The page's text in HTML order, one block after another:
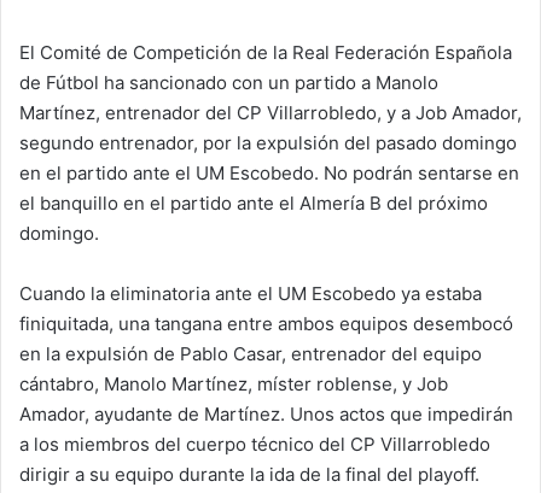
El Comité de Competición de la Real Federación Española
de Fútbol ha sancionado con un partido a Manolo
Martínez, entrenador del CP Villarrobledo, y a Job Amador,
segundo entrenador, por la expulsión del pasado domingo
en el partido ante el UM Escobedo. No podrán sentarse en
el banquillo en el partido ante el Almería B del próximo
domingo.
Cuando la eliminatoria ante el UM Escobedo ya estaba
finiquitada, una tangana entre ambos equipos desembocó
en la expulsión de Pablo Casar, entrenador del equipo
cántabro, Manolo Martínez, míster roblense, y Job
Amador, ayudante de Martínez. Unos actos que impedirán
a los miembros del cuerpo técnico del CP Villarrobledo
dirigir a su equipo durante la ida de la final del playoff.